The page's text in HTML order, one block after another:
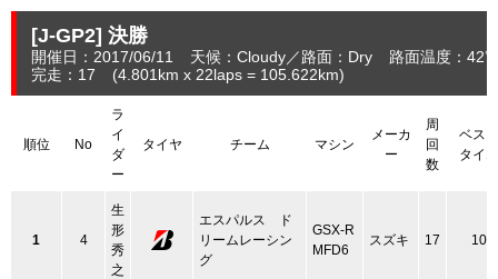
[J-GP2] 決勝
開催日：2017/06/11 天候：Cloudy 路面：Dry
路面温度：42℃
完走：17
(4.801 km x 22laps = 105.622km)
順位 No
ラ
イ
ダ
ー
タイヤ チーム マシン
メーカ
ー
周
回
数
ベスト
タイム
1 4
生
形
秀
之
エスパルス ド
リームレーシン
グ
GSX-R
MFD6
スズキ 17 10